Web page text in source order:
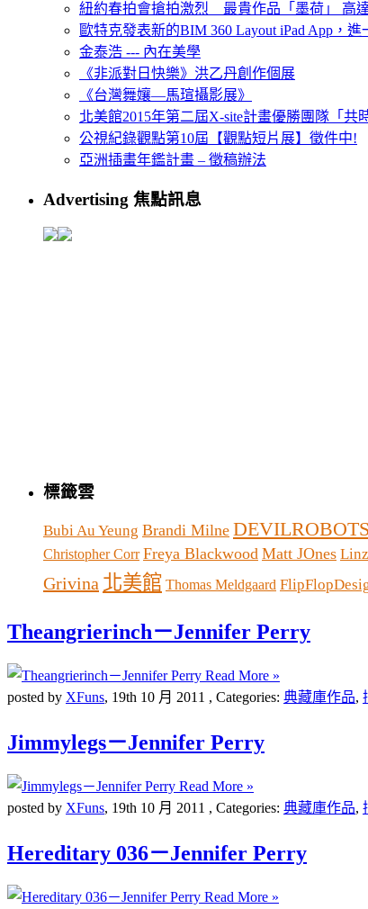
紐約春拍會搶拍激烈 最貴作品「墨荷」 高
歐特克發表新的BIM 360 Layout iPad App，
金泰浩 --- 內在美學
《非派對日快樂》洪乙丹創作個展
《台灣舞孃—馬瑄攝影展》
北美館2015年第二屆X-site計畫優勝團隊「共
公視紀錄觀點第10屆【觀點短片展】徵件中!
亞洲插畫年鑑計畫 – 徵稿辦法
Advertising 焦點訊息
標籤雲
Bubi Au Yeung Brandi Milne DEVILROBOTS
Christopher Corr Freya Blackwood Matt JOnes
Grivina 北美館 Thomas Meldgaard
Theangrierinch－Jennifer Perry
Read More »
posted by XFuns, 19th 10 月 2011 , Categories: 典藏庫作品,
Jimmylegs－Jennifer Perry
Read More »
posted by XFuns, 19th 10 月 2011 , Categories: 典藏庫作品,
Hereditary 036－Jennifer Perry
Read More »